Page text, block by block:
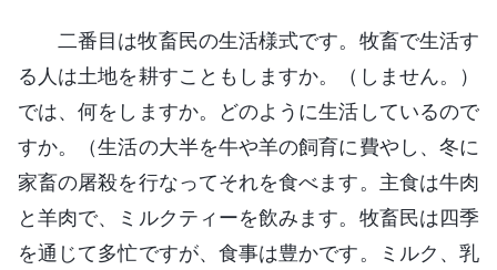
二番目は牧畜民の生活様式です。牧畜で生活す
る人は土地を耕すこともしますか。（しません。）
では、何をしますか。どのように生活しているので
すか。（生活の大半を牛や羊の飼育に費やし、冬に
家畜の屠殺を行なってそれを食べます。主食は牛肉
と羊肉で、ミルクティーを飲みます。牧畜民は四季
を通じて多忙ですが、食事は豊かです。ミルク、乳